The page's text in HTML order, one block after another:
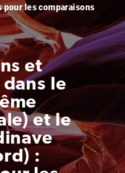
pour les comparaisons
et
le
et le
: